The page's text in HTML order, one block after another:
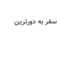
به دورترین